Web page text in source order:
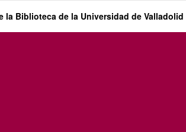
la Biblioteca de la Universidad de Valladolid